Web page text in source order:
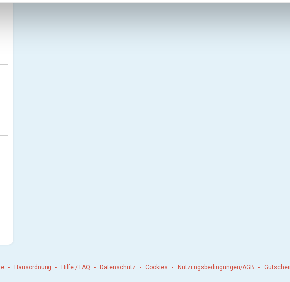
Hausordnung Hilfe / FAQ Datenschutz Cookies Nutzungsbedingungen/AGB